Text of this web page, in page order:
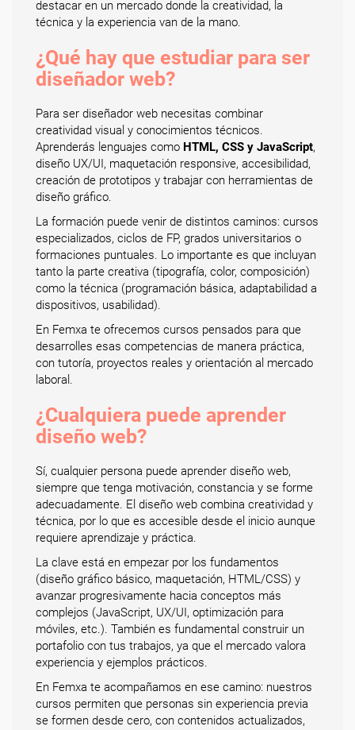
destacar en un mercado donde la creatividad, la
técnica y la experiencia van de la mano.
¿Qué hay que estudiar para ser
diseñador web?
Para ser diseñador web necesitas combinar
creatividad visual y conocimientos técnicos.
Aprenderás lenguajes como HTML, CSS y JavaScript,
diseño UX/UI, maquetación responsive, accesibilidad,
creación de prototipos y trabajar con herramientas de
diseño gráfico.
La formación puede venir de distintos caminos: cursos
especializados, ciclos de FP, grados universitarios o
formaciones puntuales. Lo importante es que incluyan
tanto la parte creativa (tipografía, color, composición)
como la técnica (programación básica, adaptabilidad a
dispositivos, usabilidad).
En Femxa te ofrecemos cursos pensados para que
desarrolles esas competencias de manera práctica,
con tutoría, proyectos reales y orientación al mercado
laboral.
¿Cualquiera puede aprender
diseño web?
Sí, cualquier persona puede aprender diseño web,
siempre que tenga motivación, constancia y se forme
adecuadamente. El diseño web combina creatividad y
técnica, por lo que es accesible desde el inicio aunque
requiere aprendizaje y práctica.
La clave está en empezar por los fundamentos
(diseño gráfico básico, maquetación, HTML/CSS) y
avanzar progresivamente hacia conceptos más
complejos (JavaScript, UX/UI, optimización para
móviles, etc.). También es fundamental construir un
portafolio con tus trabajos, ya que el mercado valora
experiencia y ejemplos prácticos.
En Femxa te acompañamos en ese camino: nuestros
cursos permiten que personas sin experiencia previa
se formen desde cero, con contenidos actualizados,